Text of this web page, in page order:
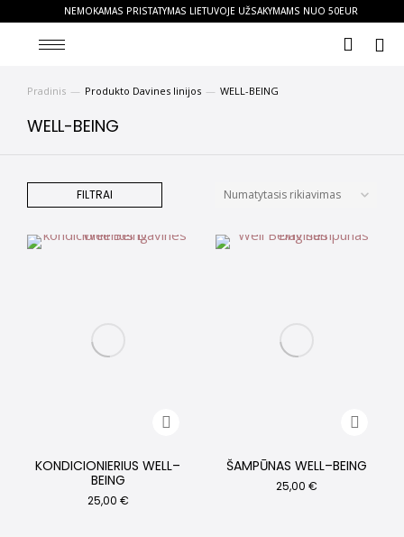
NEMOKAMAS PRISTATYMAS LIETUVOJE UŽSAKYMAMS NUO 50EUR
You are here:
Pradinis Produkto Davines linijos WELL-BEING
WELL-BEING
FILTRAI
KONDICIONIERIUS WELL–
BEING
25,00 €
ŠAMPŪNAS WELL–BEING
25,00 €